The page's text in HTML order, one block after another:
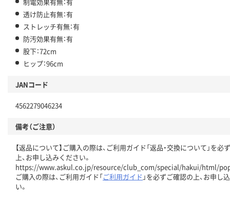
透け防止有無：有
ストレッチ有無：有
防汚効果有無：有
股下：72cm
ヒップ：96cm
JANコード
4562279046234
備考（ご注意）
【返品について】ご購入の際は、ご利用ガイド「返品・交換について」を必
上、お申し込みください。
https://www.askul.co.jp/resource/club_com/special/hakui/html/
ご購入の際は、ご利用ガイド「ご利用ガイド 」を必ずご確認の上、お申し
い。